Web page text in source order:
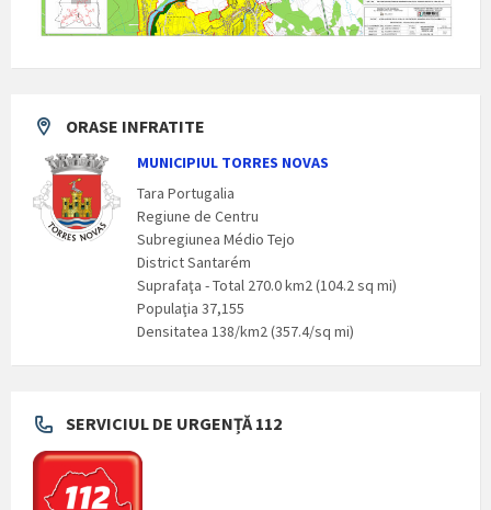
ORASE INFRATITE
MUNICIPIUL TORRES NOVAS
Tara Portugalia
Regiune de Centru
Subregiunea Médio Tejo
District Santarém
Suprafaţa - Total 270.0 km2 (104.2 sq mi)
Populaţia 37,155
Densitatea 138/km2 (357.4/sq mi)
SERVICIUL DE URGENȚĂ 112